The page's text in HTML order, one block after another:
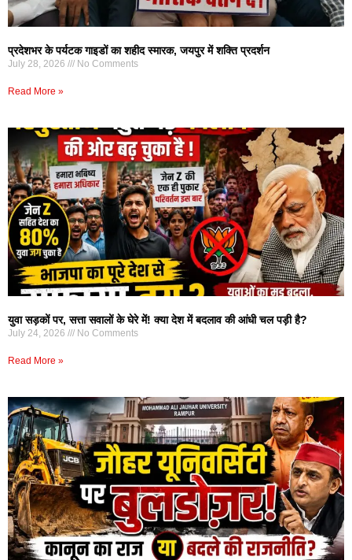
प्रदेशभर के पर्यटक गाइडों का शहीद स्मारक, जयपुर में शक्ति प्रदर्शन
July 28, 2026 No Comments
Read More »
युवा सड़कों पर, सत्ता सवालों के घेरे में! क्या देश में बदलाव की आंधी चल पड़ी है?
July 24, 2026 No Comments
Read More »